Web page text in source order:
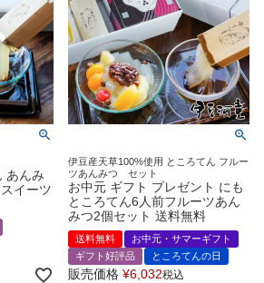
あんみ
イーツ
伊豆産天草100%使用 ところてん フルー
ツあんみつ セット
お中元 ギフト プレゼント にも
ところてん6人前フルーツあん
みつ2個セット 送料無料
送料無料
お中元・サマーギフト
ギフト好評品
ところてんの日
販売価格 ¥6,032税込